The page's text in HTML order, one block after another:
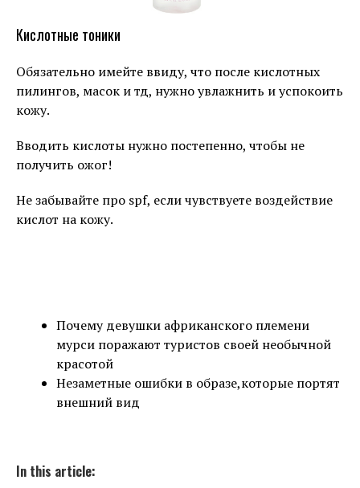
Кислотные тоники
Обязательно имейте ввиду, что после кислотных
пилингов, масок и тд, нужно увлажнить и успокоить
кожу.
Вводить кислоты нужно постепенно, чтобы не
получить ожог!
Не забывайте про spf, если чувствуете воздействие
кислот на кожу.
Почему девушки африканского племени
мурси поражают туристов своей необычной
красотой
Незаметные ошибки в образе,которые портят
внешний вид
In this article: